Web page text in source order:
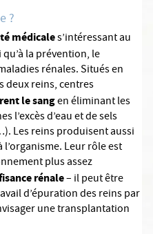
?
médicales’intéressant au
la prévention, le
rénales. Situés en
deux reins, centres
le sangen éliminant les
l’excès d’eau et de sels
Les reins produisent aussi
Leur rôle est
plus assez
rénale– il peut être
d’épuration des reins par
une transplantation